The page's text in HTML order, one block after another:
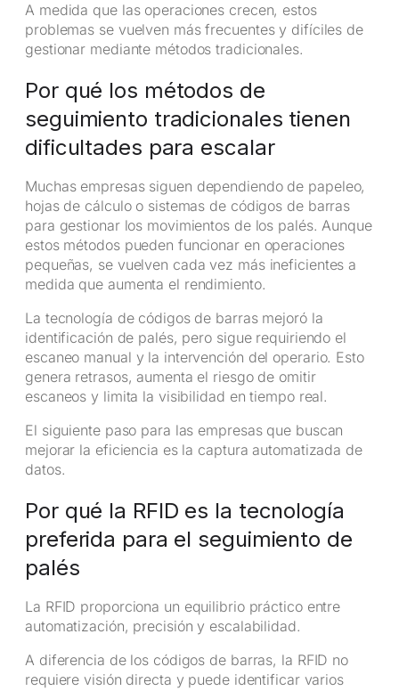
A medida que las operaciones crecen, estos
problemas se vuelven más frecuentes y difíciles de
gestionar mediante métodos tradicionales.
Por qué los métodos de
seguimiento tradicionales tienen
dificultades para escalar
Muchas empresas siguen dependiendo de papeleo,
hojas de cálculo o sistemas de códigos de barras
para gestionar los movimientos de los palés. Aunque
estos métodos pueden funcionar en operaciones
pequeñas, se vuelven cada vez más ineficientes a
medida que aumenta el rendimiento.
La tecnología de códigos de barras mejoró la
identificación de palés, pero sigue requiriendo el
escaneo manual y la intervención del operario. Esto
genera retrasos, aumenta el riesgo de omitir
escaneos y limita la visibilidad en tiempo real.
El siguiente paso para las empresas que buscan
mejorar la eficiencia es la captura automatizada de
datos.
Por qué la RFID es la tecnología
preferida para el seguimiento de
palés
La RFID proporciona un equilibrio práctico entre
automatización, precisión y escalabilidad.
A diferencia de los códigos de barras, la RFID no
requiere visión directa y puede identificar varios